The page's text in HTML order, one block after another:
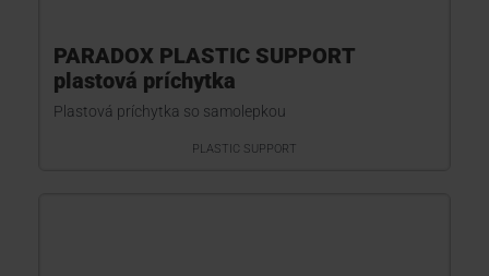
PARADOX PLASTIC SUPPORT
plastová príchytka
Plastová príchytka so samolepkou
PLASTIC SUPPORT